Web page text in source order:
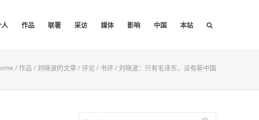
人 作品 联署 采访 媒体 影响 中国 本站
/作品 /刘晓波的文章/评论/ 书评/刘晓波：只有毛泽东，没有新中国